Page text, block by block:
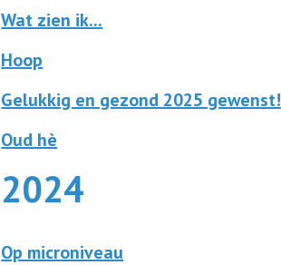
Wat zien ik...
Hoop
Gelukkig en gezond 2025 gewenst!
Oud hè
2024
Op microniveau